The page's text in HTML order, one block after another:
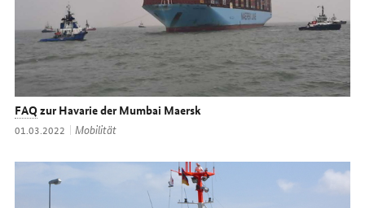
FAQ zur Havarie der Mumbai Maersk
Datum:
01.03.2022 Thema:
Mobilität